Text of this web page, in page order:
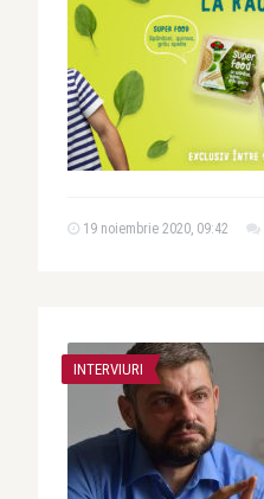
19 noiembrie 2020, 09:42
INTERVIURI